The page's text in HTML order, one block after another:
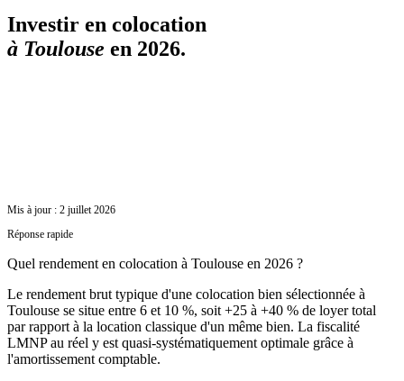
Investir en colocation
à Toulouse en 2026.
Mis à jour : 2 juillet 2026
Réponse rapide
Quel rendement en colocation à Toulouse en 2026 ?
Le rendement brut typique d'une colocation bien sélectionnée à
Toulouse se situe entre 6 et 10 %, soit +25 à +40 % de loyer total
par rapport à la location classique d'un même bien. La fiscalité
LMNP au réel y est quasi-systématiquement optimale grâce à
l'amortissement comptable.